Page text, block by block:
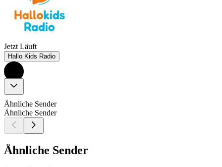
Jetzt Läuft
Hallo Kids Radio
Ähnliche Sender
Ähnliche Sender
Ähnliche Sender